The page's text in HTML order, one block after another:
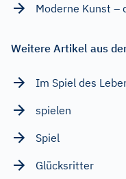
Moderne Kunst –
Weitere Artikel aus
Im Spiel des
spielen
Spiel
Glücksritter